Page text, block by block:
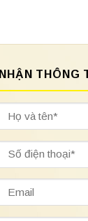
NHẬN THÔNG